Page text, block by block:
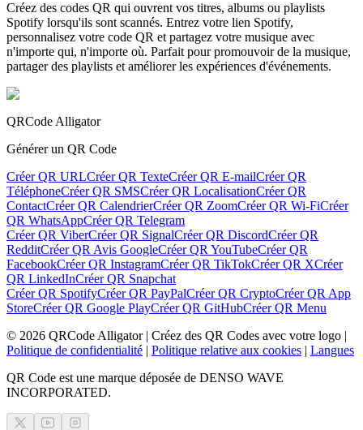
Créez des codes QR qui ouvrent vos titres, albums ou playlists
Spotify lorsqu'ils sont scannés. Entrez votre lien Spotify,
personnalisez votre code QR et partagez votre musique avec
n'importe qui, n'importe où. Parfait pour promouvoir de la musique,
partager des playlists et améliorer les expériences d'événements.
QRCode Alligator
Générer un QR Code
Créer QR URLCréer QR TexteCréer QR E-mailCréer QR
TéléphoneCréer QR SMSCréer QR LocalisationCréer QR
ContactCréer QR CalendrierCréer QR ZoomCréer QR Wi-FiCréer
QR WhatsAppCréer QR Telegram
Créer QR ViberCréer QR SignalCréer QR DiscordCréer QR
RedditCréer QR Avis GoogleCréer QR YouTubeCréer QR
FacebookCréer QR InstagramCréer QR TikTokCréer QR XCréer
QR LinkedInCréer QR Snapchat
Créer QR SpotifyCréer QR PayPalCréer QR CryptoCréer QR App
StoreCréer QR Google PlayCréer QR GitHubCréer QR Menu
© 2026 QRCode Alligator | Créez des QR Codes avec votre logo |
Politique de confidentialité | Politique relative aux cookies | Langues
QR Code est une marque déposée de DENSO WAVE
INCORPORATED.